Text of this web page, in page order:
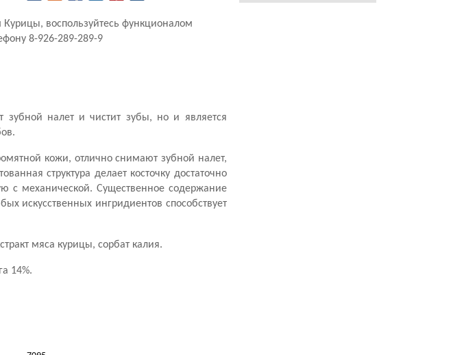
Курицы, воспользуйтесь функционалом
8-926-289-289-9
зубной налет и чистит зубы, но и является
кожи, отлично снимают зубной налет,
структура делает косточку достаточно
с механической. Существенное содержание
искусственных ингридиентов способствует
мяса курицы, сорбат калия.
14%.